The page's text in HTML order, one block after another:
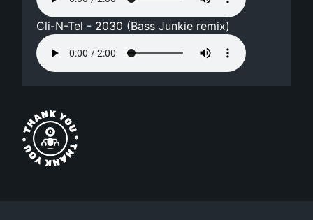
Cli-N-Tel - 2030 (Bass Junkie remix)